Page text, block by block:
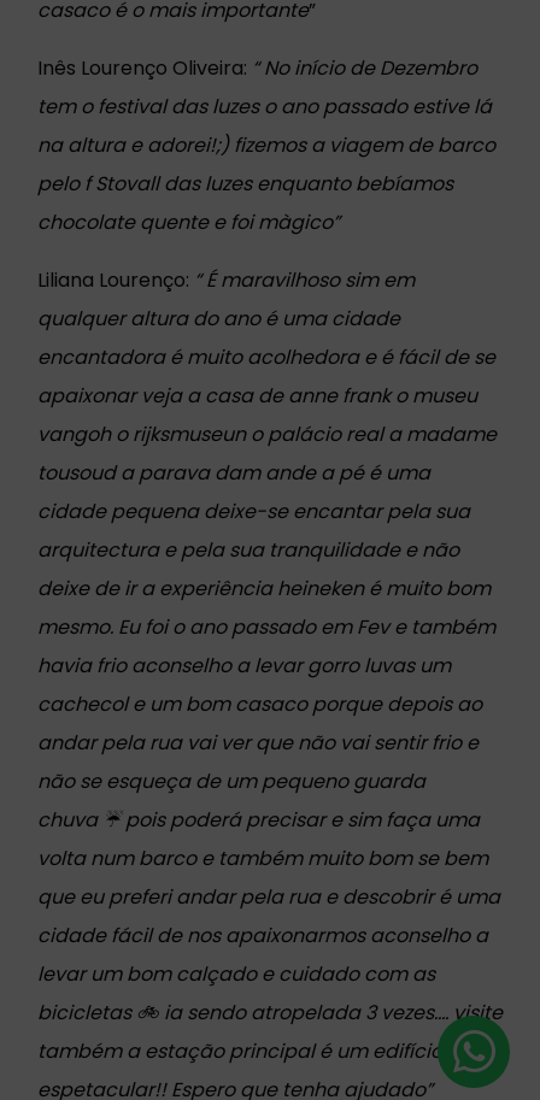
casaco é o mais importante”
Inês Lourenço Oliveira: “ No início de Dezembro
tem o festival das luzes o ano passado estive lá
na altura e adorei!;) fizemos a viagem de barco
pelo f Stovall das luzes enquanto bebíamos
chocolate quente e foi màgico”
Liliana Lourenço: “ É maravilhoso sim em
qualquer altura do ano é uma cidade
encantadora é muito acolhedora e é fácil de se
apaixonar veja a casa de anne frank o museu
vangoh o rijksmuseun o palácio real a madame
tousoud a parava dam ande a pé é uma
cidade pequena deixe-se encantar pela sua
arquitectura e pela sua tranquilidade e não
deixe de ir a experiência heineken é muito bom
mesmo. Eu foi o ano passado em Fev e também
havia frio aconselho a levar gorro luvas um
cachecol e um bom casaco porque depois ao
andar pela rua vai ver que não vai sentir frio e
não se esqueça de um pequeno guarda
chuva ☔ pois poderá precisar e sim faça uma
volta num barco e também muito bom se bem
que eu preferi andar pela rua e descobrir é uma
cidade fácil de nos apaixonarmos aconselho a
levar um bom calçado e cuidado com as
bicicletas 🚲 ia sendo atropelada 3 vezes.... visite
também a estação principal é um edifício
espetacular!! Espero que tenha ajudado”